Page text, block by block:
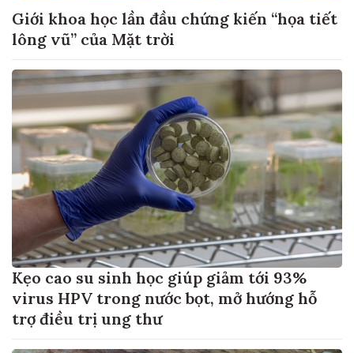
Giới khoa học lần đầu chứng kiến “họa tiết
lông vũ” của Mặt trời
Kẹo cao su sinh học giúp giảm tới 93%
virus HPV trong nước bọt, mở hướng hỗ
trợ điều trị ung thư